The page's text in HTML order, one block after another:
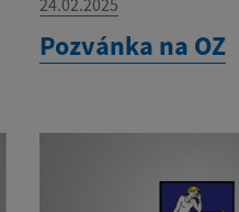
24.02.2025
Pozvánka na OZ